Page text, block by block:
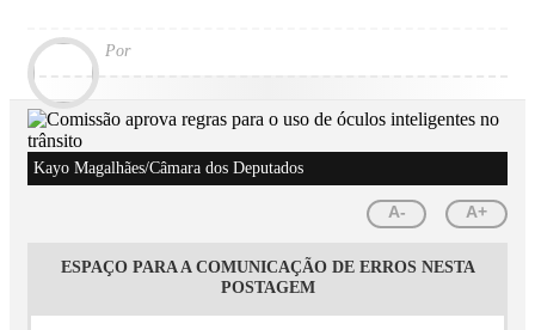
Por
Kayo Magalhães/Câmara dos Deputados
A- A+
ESPAÇO PARA A COMUNICAÇÃO DE ERROS NESTA
POSTAGEM